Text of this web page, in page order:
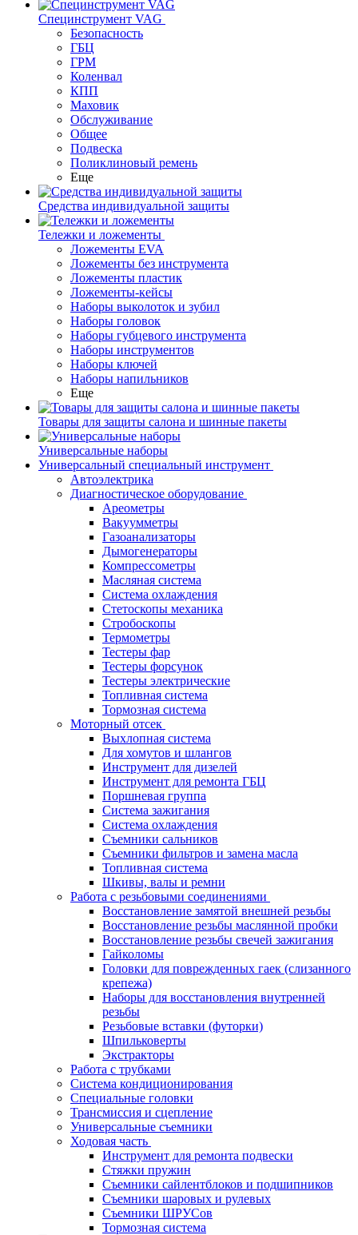
Специнструмент VAG
Безопасность
ГБЦ
ГРМ
Коленвал
КПП
Маховик
Обслуживание
Общее
Подвеска
Поликлиновый ремень
Еще
Средства индивидуальной защиты
Тележки и ложементы
Ложементы EVA
Ложементы без инструмента
Ложементы пластик
Ложементы-кейсы
Наборы выколоток и зубил
Наборы головок
Наборы губцевого инструмента
Наборы инструментов
Наборы ключей
Наборы напильников
Еще
Товары для защиты салона и шинные пакеты
Универсальные наборы
Универсальный специальный инструмент
Автоэлектрика
Диагностическое оборудование
Ареометры
Вакуумметры
Газоанализаторы
Дымогенераторы
Компрессометры
Масляная система
Система охлаждения
Стетоскопы механика
Стробоскопы
Термометры
Тестеры фар
Тестеры форсунок
Тестеры электрические
Топливная система
Тормозная система
Моторный отсек
Выхлопная система
Для хомутов и шлангов
Инструмент для дизелей
Инструмент для ремонта ГБЦ
Поршневая группа
Система зажигания
Система охлаждения
Съемники сальников
Съемники фильтров и замена масла
Топливная система
Шкивы, валы и ремни
Работа с резьбовыми соединениями
Восстановление замятой внешней резьбы
Восстановление резьбы маслянной пробки
Восстановление резьбы свечей зажигания
Гайколомы
Головки для поврежденных гаек (слизанного
крепежа)
Наборы для восстановления внутренней
резьбы
Резьбовые вставки (футорки)
Шпильковерты
Экстракторы
Работа с трубками
Система кондиционирования
Специальные головки
Трансмиссия и сцепление
Универсальные съемники
Ходовая часть
Инструмент для ремонта подвески
Стяжки пружин
Съемники сайлентблоков и подшипников
Съемники шаровых и рулевых
Съемники ШРУСов
Тормозная система